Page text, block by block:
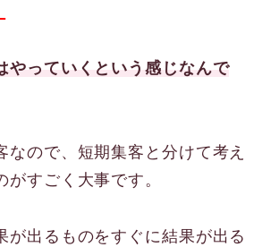
やっていくという感じなんで
なので、短期集客と分けて考え
がすごく大事です。
が出るものをすぐに結果が出る